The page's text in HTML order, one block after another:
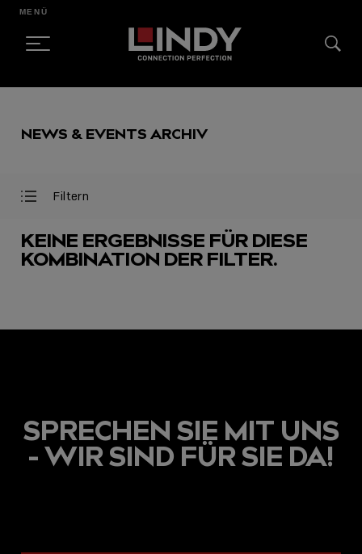
CONTENT
MENÜ
NEWS & EVENTS ARCHIV
Filter
Filter
Filtern
KEINE ERGEBNISSE FÜR DIESE
KOMBINATION DER FILTER.
SPRECHEN SIE MIT UNS
- WIR SIND FÜR SIE DA!